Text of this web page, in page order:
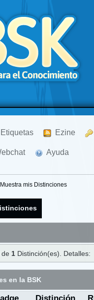
Etiquetas Ezine
Ayuda
Muestra mis Distinciones
1 Distinción(es). Detalles:
en la BSK